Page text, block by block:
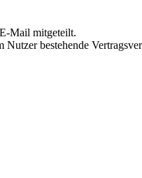
Mail mitgeteilt.
bestehende